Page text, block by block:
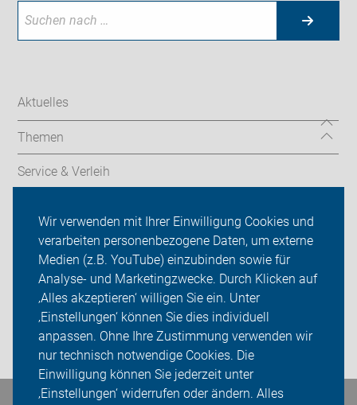
Wir verwenden mit Ihrer Einwilligung Cookies und
verarbeiten personenbezogene Daten, um externe
Medien (z.B. YouTube) einzubinden sowie für
Analyse- und Marketingzwecke. Durch Klicken auf
‚Alles akzeptieren‘ willigen Sie ein. Unter
‚Einstellungen‘ können Sie dies individuell
anpassen. Ohne Ihre Zustimmung verwenden wir
nur technisch notwendige Cookies. Die
Einwilligung können Sie jederzeit unter
‚Einstellungen‘ widerrufen oder ändern. Alles
Aktuelles
Themen
Service & Verleih
Rückblicke
ADFC Unna
Sei dabei
Login